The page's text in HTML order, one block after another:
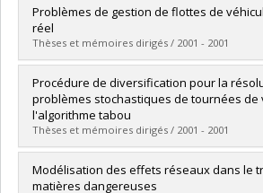
Diplômé(e) :Rousseau, Louis-Martin
Cycle :
Diplôme obtenu :Ph. D.
Lien vers le document dans Papyrus
Problèmes de gestion de flottes de
réel
Thèses et mémoires dirigés / 2001 - 2001
Diplômé(e) :Ichoua, Soumia
Cycle :Doctorat
Diplôme obtenu :
Lien vers le document dans Papyrus
Procédure de diversification pour la
problèmes stochastiques de tournées de
l'algorithme tabou
Thèses et mémoires dirigés / 2001 - 2001
Diplômé(e) : Pelleu-Tchétagni,
Cycle :Maîtrise
Modélisation des effets réseaux dans le
matières dangereuses